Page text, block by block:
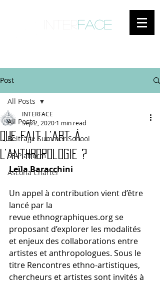
face
Post
All Posts
Beiträge Summer School
SF-Platform
Ascona Charter
All Posts
Que fait l’art à
l’anthropologie ?
INTERFACE
Sep 2, 2020 1 min read
Leïla Baracchini
Un appel à contribution vient d’être
lancé par la
revue ethnographiques.org se
proposant d’explorer les modalités
et enjeux des collaborations entre
artistes et anthropologues. Sous le
titre Rencontres ethno-artistiques,
chercheurs et artistes sont invités à